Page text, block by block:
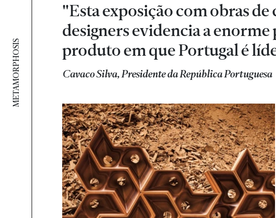
METAMORPHOSIS
"Esta exposição com obras
designers evidencia a
produto em que Portugal é
Cavaco Silva, Presidente da República Portuguesa